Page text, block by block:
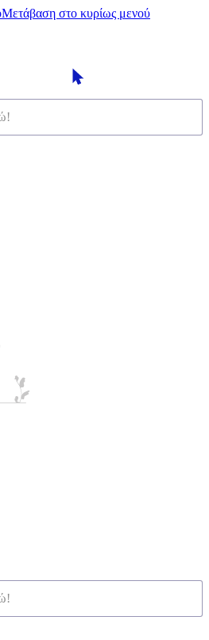
Μετάβαση στο κυρίως μενού